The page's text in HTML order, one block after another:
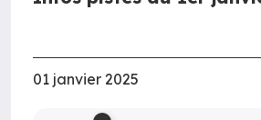
01 janvier 2025